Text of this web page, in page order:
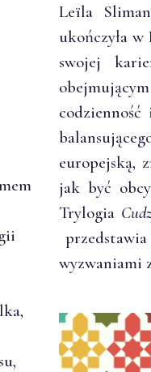
Leïla
ukończyła
swojej
europejską,
jak być
Trylogia
wyzwaniami